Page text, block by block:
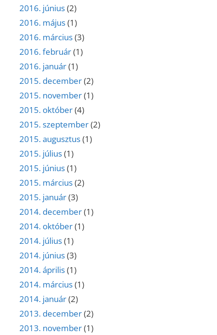
2016. június(2)
2016. május(1)
2016. március(3)
2016. február(1)
2016. január(1)
2015. december(2)
2015. november(1)
2015. október(4)
2015. szeptember(2)
2015. augusztus(1)
2015. július(1)
2015. június(1)
2015. március(2)
2015. január(3)
2014. december(1)
2014. október(1)
2014. július(1)
2014. június(3)
2014. április(1)
2014. március(1)
2014. január(2)
2013. december(2)
2013. november(1)